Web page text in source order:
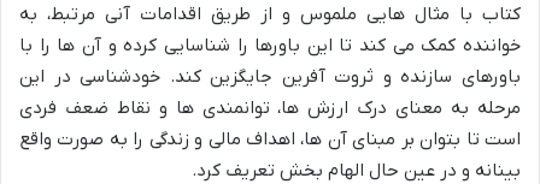
کتاب با مثال هایی ملموس و از طریق اقدامات آنی مرتبط، به
خواننده کمک می کند تا این باورها را شناسایی کرده و آن ها را با
باورهای سازنده و ثروت آفرین جایگزین کند. خودشناسی در این
مرحله به معنای درک ارزش ها، توانمندی ها و نقاط ضعف فردی
است تا بتوان بر مبنای آن ها، اهداف مالی و زندگی را به صورت واقع
بینانه و در عین حال الهام بخش تعریف کرد.